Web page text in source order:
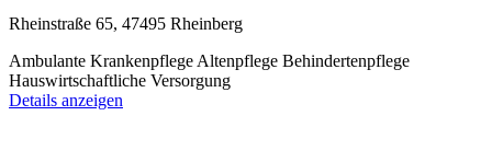
Rheinstraße 65, 47495 Rheinberg
Ambulante Krankenpflege Altenpflege Behindertenpflege
Hauswirtschaftliche Versorgung
Details anzeigen